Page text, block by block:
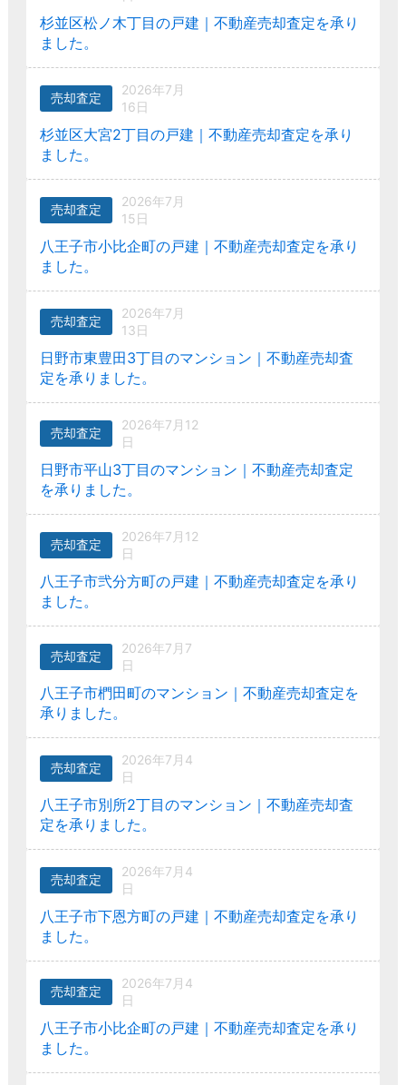
杉並区松ノ木丁目の戸建｜不動産売却査定を承り
ました。
売却査定
2026年7月
16日
杉並区大宮2丁目の戸建｜不動産売却査定を承り
ました。
売却査定
2026年7月
15日
八王子市小比企町の戸建｜不動産売却査定を承り
ました。
売却査定
2026年7月
13日
日野市東豊田3丁目のマンション｜不動産売却査
定を承りました。
売却査定
2026年7月12
日
日野市平山3丁目のマンション｜不動産売却査定
を承りました。
売却査定
2026年7月12
日
八王子市弐分方町の戸建｜不動産売却査定を承り
ました。
売却査定
2026年7月7
日
八王子市椚田町のマンション｜不動産売却査定を
承りました。
売却査定
2026年7月4
日
八王子市別所2丁目のマンション｜不動産売却査
定を承りました。
売却査定
2026年7月4
日
八王子市下恩方町の戸建｜不動産売却査定を承り
ました。
売却査定
2026年7月4
日
八王子市小比企町の戸建｜不動産売却査定を承り
ました。